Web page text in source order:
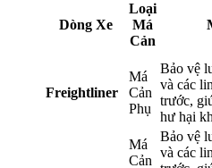
Dòng Xe
Loại
Má
Cản
Freightliner
Má
Cản
Phụ
Bảo vệ
và các
trước,
hư hại
Má
Cản
Bảo vệ
và các